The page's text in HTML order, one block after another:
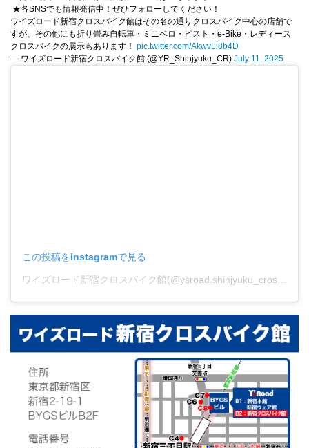
★各SNSでも情報発信中！ぜひフォローしてください！
ワイズロード新宿クロスバイク館はその名の通りクロスバイク中心の店舗で
すが、その他にも折り畳み自転車・ミニベロ・ピスト・e-Bike・レディース
クロスバイクの展示もあります！ pic.twitter.com/AkwvLi8b4D
— ワイズロード新宿クロスバイク館 (@YR_Shinjyuku_CR) July 11, 2025
この投稿をInstagramで見る